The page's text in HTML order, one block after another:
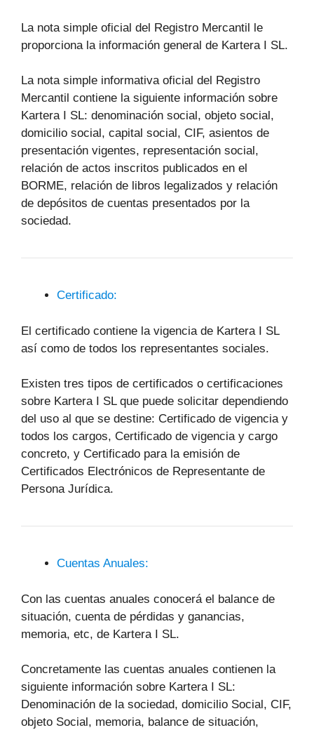
La nota simple oficial del Registro Mercantil le
proporciona la información general de Kartera I SL.
La nota simple informativa oficial del Registro
Mercantil contiene la siguiente información sobre
Kartera I SL: denominación social, objeto social,
domicilio social, capital social, CIF, asientos de
presentación vigentes, representación social,
relación de actos inscritos publicados en el
BORME, relación de libros legalizados y relación
de depósitos de cuentas presentados por la
sociedad.
Certificado:
El certificado contiene la vigencia de Kartera I SL
así como de todos los representantes sociales.
Existen tres tipos de certificados o certificaciones
sobre Kartera I SL que puede solicitar dependiendo
del uso al que se destine: Certificado de vigencia y
todos los cargos, Certificado de vigencia y cargo
concreto, y Certificado para la emisión de
Certificados Electrónicos de Representante de
Persona Jurídica.
Cuentas Anuales:
Con las cuentas anuales conocerá el balance de
situación, cuenta de pérdidas y ganancias,
memoria, etc, de Kartera I SL.
Concretamente las cuentas anuales contienen la
siguiente información sobre Kartera I SL:
Denominación de la sociedad, domicilio Social, CIF,
objeto Social, memoria, balance de situación,